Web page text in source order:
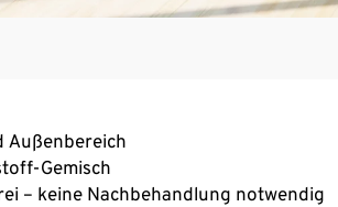
Außenbereich
Gemisch
– keine Nachbehandlung notwendig